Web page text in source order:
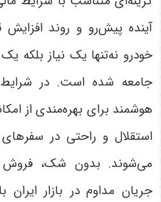
آینده پیش‌رو و روند
خودرو نه‌تنها یک نیاز بلکه
جامعه شده است. در
هوشمند برای بهره‌مندی از
استقلال و راحتی در
می‌شوند. بدون شک، فروش
جریان مداوم در بازار